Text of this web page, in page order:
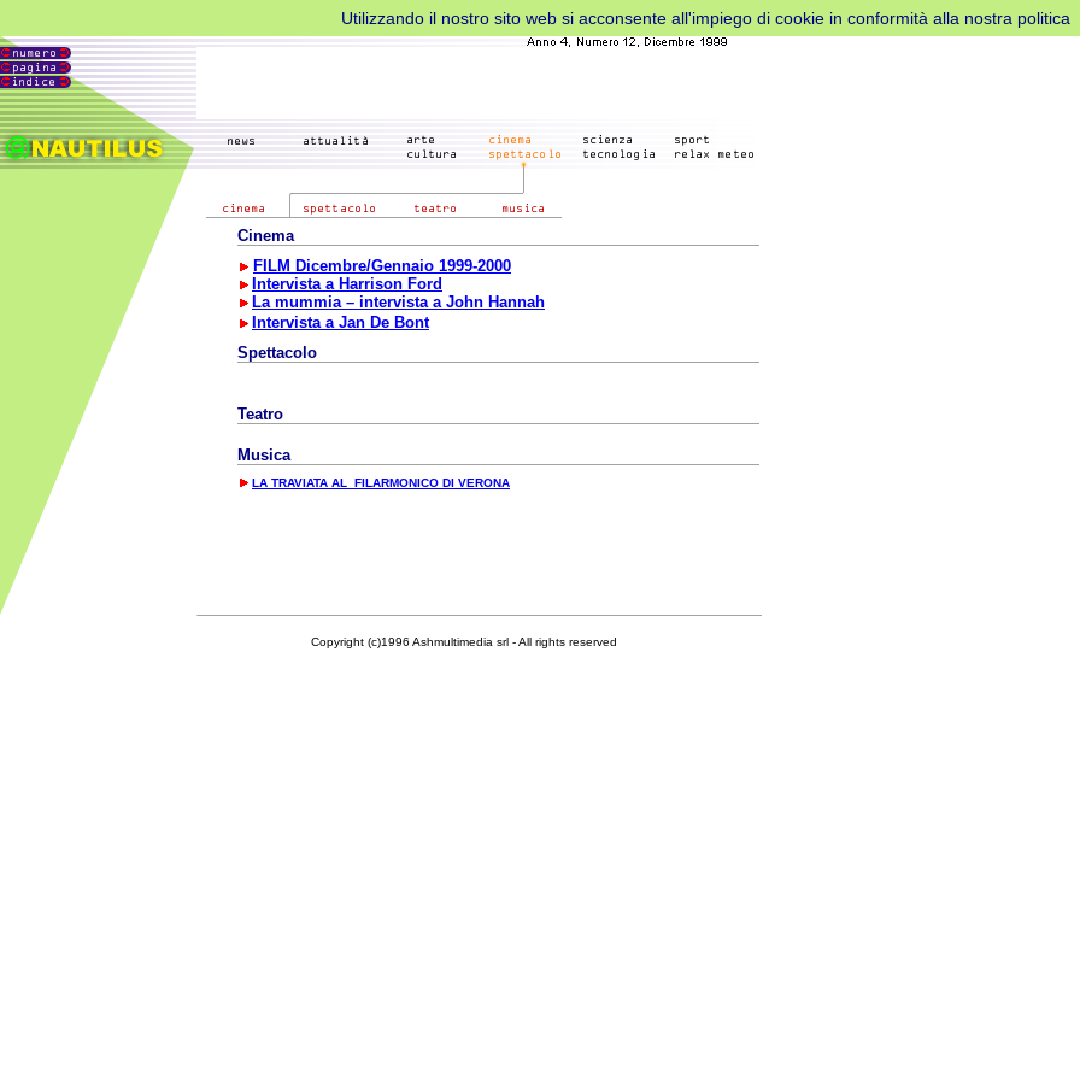
Utilizzando il nostro sito web si acconsente all'impiego di cookie in conformità alla nostra politica
Cinema
FILM Dicembre/Gennaio 1999-2000
Intervista a Harrison Ford
La mummia – intervista a John Hannah
Intervista a Jan De Bont
Spettacolo
Teatro
Musica
LA TRAVIATA AL FILARMONICO DI VERONA
Copyright (c)1996 Ashmultimedia srl - All rights reserved